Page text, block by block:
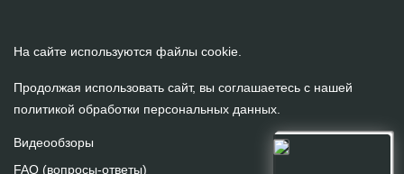
На сайте используются файлы cookie.
Продолжая использовать сайт, вы соглашаетесь с нашей
политикой обработки персональных данных.
Видеообзоры
FAQ (вопросы-ответы)